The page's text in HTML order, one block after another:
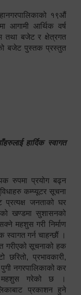
१९औं
आगामी आर्थिक वर्ष
तथा बजेट र क्षेत्रगत
बजेट पुस्तक प्रस्तुत
हार्दिक स्वागत
रुपमा प्रयोग बढ्न
कम्प्यूटर सूचना
प्रत्यक्ष जनताको घर
खण्डमा सुशासनको
महशुस गरी निर्माण
स्वागत गर्न चाहन्छौं ।
गरीएको सूचनाको हक
छरितो, प्रभावकारी,
नगरपालिकाको कर
महशुस गरेको छ ।
प्रकाशन हुने